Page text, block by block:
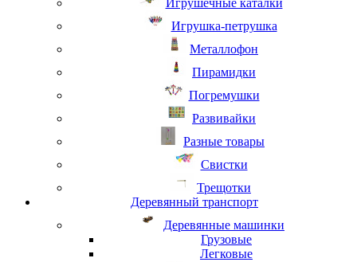
Игрушечные каталки
Игрушка-петрушка
Металлофон
Пирамидки
Погремушки
Развивайки
Разные товары
Свистки
Трещотки
Деревянный транспорт
Деревянные машинки
Грузовые
Легковые